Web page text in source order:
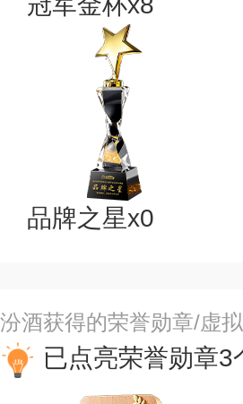
品牌之星x0
汾酒获得的荣誉勋章/虚
已点亮荣誉勋章3